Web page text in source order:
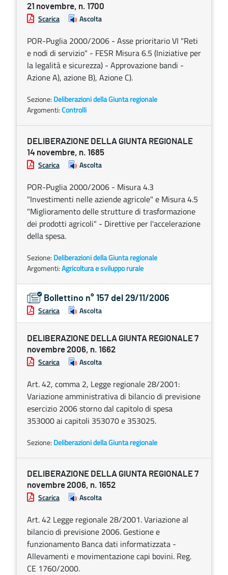
21 novembre, n. 1700
Scarica Ascolta
POR-Puglia 2000/2006 - Asse prioritario VI "Reti
e nodi di servizio" - FESR Misura 6.5 (Iniziative per
la legalità e sicurezza) - Approvazione bandi -
Azione A), azione B), Azione C).
Sezione: Deliberazioni della Giunta regionale
Argomenti:Controlli
DELIBERAZIONE DELLA GIUNTA REGIONALE
14 novembre, n. 1685
Scarica Ascolta
POR-Puglia 2000/2006 - Misura 4.3
"Investimenti nelle aziende agricole" e Misura 4.5
"Miglioramento delle strutture di trasformazione
dei prodotti agricoli" - Direttive per l'accelerazione
della spesa.
Sezione: Deliberazioni della Giunta regionale
Argomenti:Agricoltura e sviluppo rurale
Bollettino n° 157 del 29/11/2006
Scarica Ascolta
DELIBERAZIONE DELLA GIUNTA REGIONALE 7
novembre 2006, n. 1662
Scarica Ascolta
Art. 42, comma 2, Legge regionale 28/2001:
Variazione amministrativa di bilancio di previsione
esercizio 2006 storno dal capitolo di spesa
353000 ai capitoli 353070 e 353025.
Sezione: Deliberazioni della Giunta regionale
DELIBERAZIONE DELLA GIUNTA REGIONALE 7
novembre 2006, n. 1652
Scarica Ascolta
Art. 42 Legge regionale 28/2001. Variazione al
bilancio di previsione 2006. Gestione e
funzionamento Banca dati informatizzata -
Allevamenti e movimentazione capi bovini. Reg.
CE 1760/2000.